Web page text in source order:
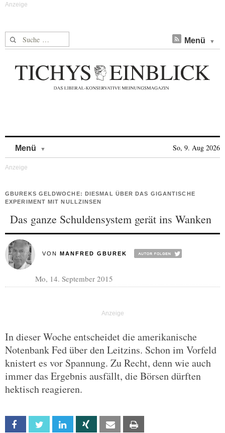
Suche nach: Menü
Menü So, 9. Aug 2026
GBUREKS GELDWOCHE: DIESMAL ÜBER DAS GIGANTISCHE
EXPERIMENT MIT NULLZINSEN
Das ganze Schuldensystem gerät ins Wanken
VON MANFRED GBUREK
Mo, 14. September 2015
In dieser Woche entscheidet die amerikanische
Notenbank Fed über den Leitzins. Schon im Vorfeld
knistert es vor Spannung. Zu Recht, denn wie auch
immer das Ergebnis ausfällt, die Börsen dürften
hektisch reagieren.
Facebook Twitter Linkedin Xing Email